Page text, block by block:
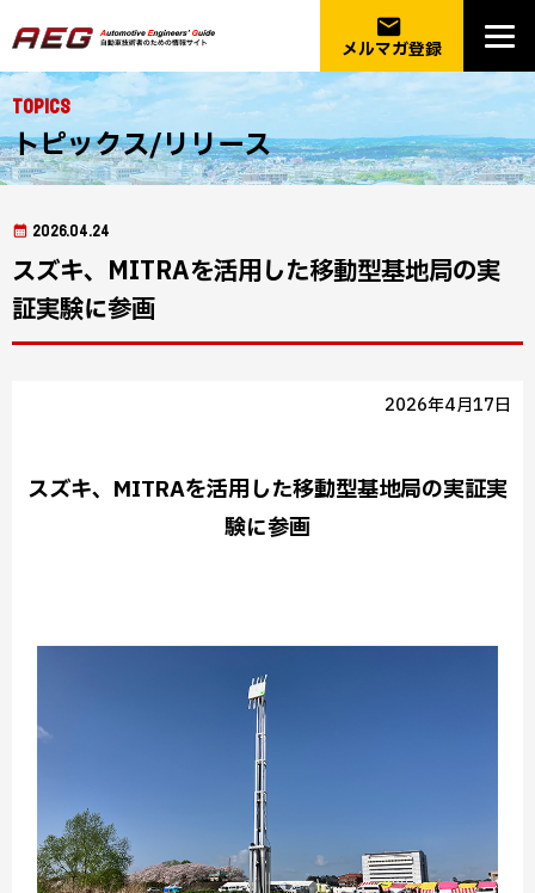
email
メルマガ登録
Topics
トピックス/リリース
2026.04.24
スズキ、MITRAを活用した移動型基地局の実
証実験に参画
2026年4月17日
スズキ、MITRAを活用した移動型基地局の実証実
験に参画